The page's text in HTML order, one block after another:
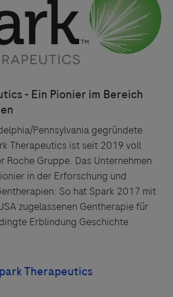
Pennsylvania gegründete
Therapeutics ist seit 2019 voll
Roche Gruppe. Das Unternehmen
in der Erforschung und
So hat Spark 2017 mit
zugelassenen Gentherapie für
Erblindung Geschichte